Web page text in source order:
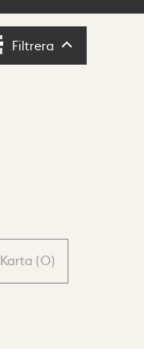
Filtrera Filtrera
Karta (0)